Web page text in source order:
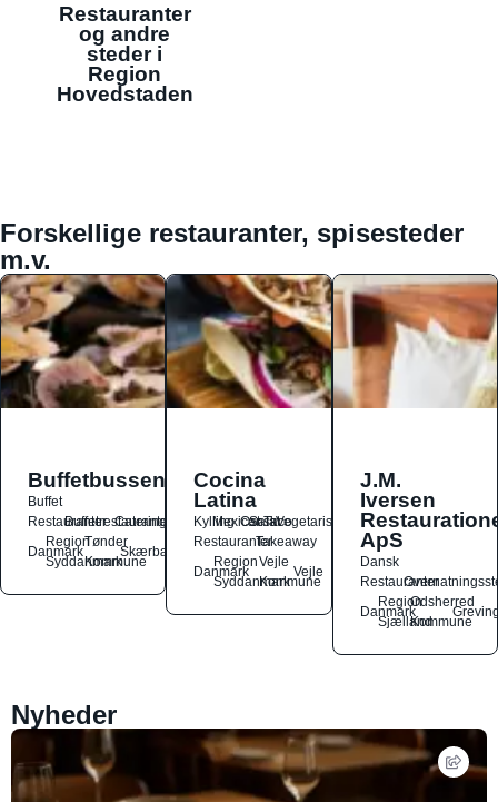
Restauranter
og andre
steder i
Region
Hovedstaden
Forskellige restauranter, spisesteder
m.v.
Buffetbussen
Buffet
Restauranter
Buffetrestauranter
Catering
Danmark
Region
Syddanmark
Tønder
Kommune
Skærbæk
Cocina
Latina
Kylling
Mexicansk
OstSalat
TacoVegetarisk
RestauranterTakeaway
Danmark
Region
Syddanmark
Vejle
Kommune
Vejle
J.M.
Iversen
ApS
Dansk
Restauranter
Danmark
Region
Sjælland
Odsherred
Kommune
Nyheder